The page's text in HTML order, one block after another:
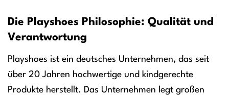
Die Playshoes Philosophie: Qualität und
Verantwortung
Playshoes ist ein deutsches Unternehmen, das seit
über 20 Jahren hochwertige und kindgerechte
Produkte herstellt. Das Unternehmen legt großen